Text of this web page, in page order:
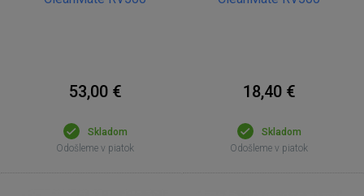
53,00 €
Skladom
Odošleme v piatok
18,40 €
Skladom
Odošleme v piatok